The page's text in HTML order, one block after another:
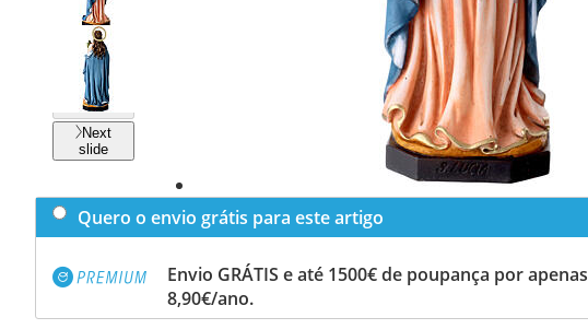
Previous
slide
Next
slide
Quero o envio grátis para este artigo
Envio GRÁTIS e até 1500€ de poupança por apenas
8,90€/ano.